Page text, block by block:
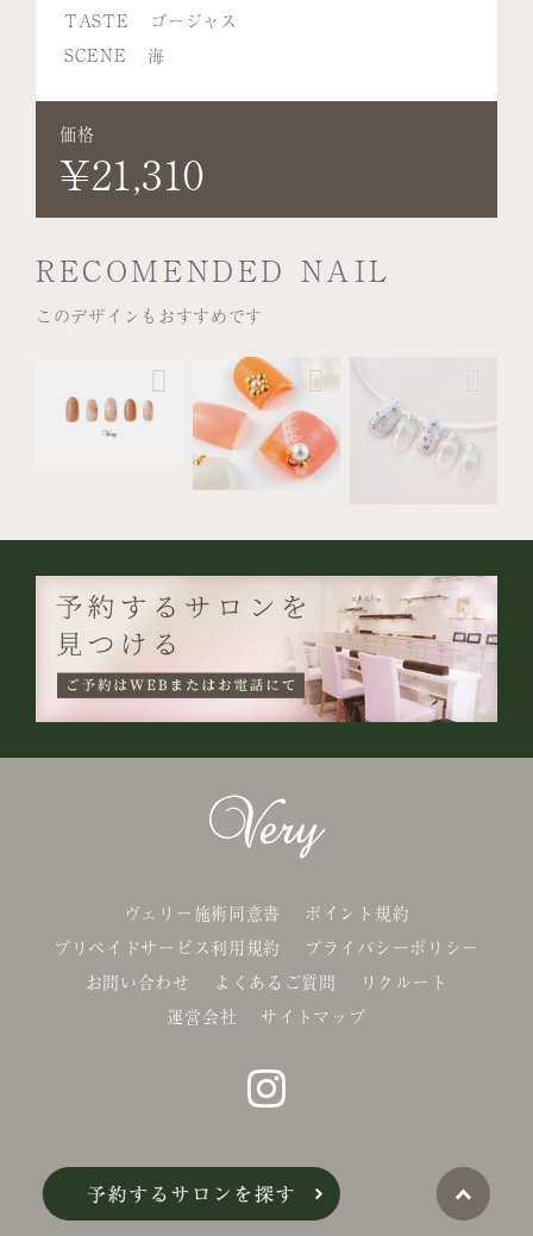
TASTE
ゴージャス
SCENE
海
価格
¥21,310
RECOMENDED NAIL
このデザインもおすすめです
ヴェリー施術同意書
ポイント規約
プリペイドサービス利用規約
プライバシーポリシー
お問い合わせ
よくあるご質問
リクルート
運営会社
サイトマップ
©Belle-x. co.,Ltd.